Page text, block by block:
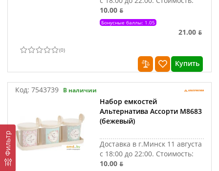
Фильтр
10.00 ƃ
Бонусные баллы: 1.05
21.00 ƃ
(0)
Купить
Код: 7543739 В наличии
Набор емкостей
Альтернатива Ассорти М8683
(бежевый)
Доставка в г.Минск 11 августа
с 18:00 до 22:00. Стоимость:
10.00 ƃ